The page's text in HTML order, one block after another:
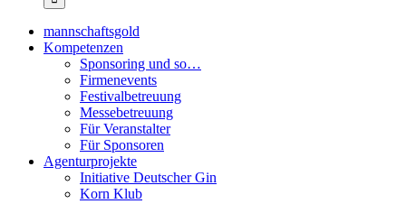
mannschaftsgold
Kompetenzen
Sponsoring und so…
Firmenevents
Festivalbetreuung
Messebetreuung
Für Veranstalter
Für Sponsoren
Agenturprojekte
Initiative Deutscher Gin
Korn Klub